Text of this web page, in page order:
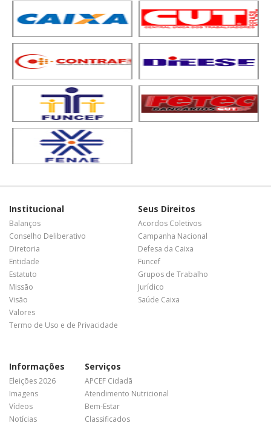
Institucional
Balanços
Conselho Deliberativo
Diretoria
Entidade
Estatuto
Missão
Visão
Valores
Termo de Uso e de Privacidade
Seus Direitos
Acordos Coletivos
Campanha Nacional
Defesa da Caixa
Funcef
Grupos de Trabalho
Jurídico
Saúde Caixa
Informações
Eleições 2026
Imagens
Vídeos
Notícias
Serviços
APCEF Cidadã
Atendimento Nutricional
Bem-Estar
Classificados